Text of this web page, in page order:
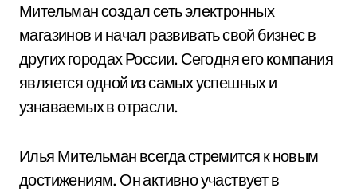
Мительман создал сеть электронных
магазинов и начал развивать свой бизнес в
других городах России. Сегодня его компания
является одной из самых успешных и
узнаваемых в отрасли.
Илья Мительман всегда стремится к новым
достижениям. Он активно участвует в